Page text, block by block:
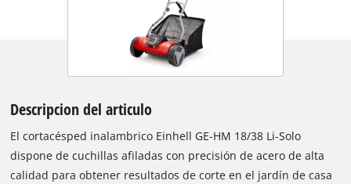
Descripcion del articulo
El cortacésped inalambrico Einhell GE-HM 18/38 Li-Solo
dispone de cuchillas afiladas con precisión de acero de alta
calidad para obtener resultados de corte en el jardín de casa